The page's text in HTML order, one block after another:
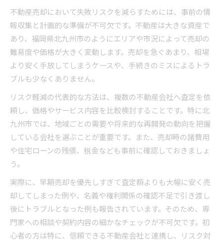
不動産売却において失敗リスクを減らすためには、事前の情
報収集と計画的な準備が不可欠です。不動産は大きな資産で
あり、福岡県北九州市のようにエリアや市況によって売却の
難易度や価格が大きく変動します。売却を急ぐあまり、相場
より安く手放してしまうケースや、手続きのミスによるトラ
ブルも少なくありません。
リスク軽減の代表的な方法は、複数の不動産会社へ査定を依
頼し、価格やサービス内容を比較検討することです。特に北
九州市では、地域ごとの需要や将来的な再開発の動向を把握
している会社を選ぶことが重要です。また、売却時の諸費用
や住宅ローンの残債、税金なども事前に確認しておきましょ
う。
実際に、早期売却を優先しすぎて査定額よりも大幅に安く売
却してしまった例や、名義や権利関係の確認不足で引き渡し
後にトラブルとなった例も報告されています。そのため、専
門家への相談や契約内容の細かなチェックが不可欠です。初
心者の方は特に、信頼できる不動産会社と連携し、リスク対